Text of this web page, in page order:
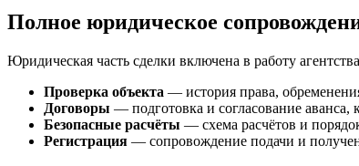
Полное юридическое
Юридическая часть сделки включена в работу
Проверка объекта — история права,
Договоры — подготовка и согласование
Безопасные расчёты — схема расчётов и
Регистрация — сопровождение подачи и